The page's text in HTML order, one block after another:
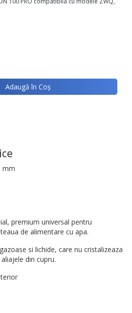
Adaugă în Coş
mm
premium universal pentru
de alimentare cu apa.
si lichide, care nu cristalizeaza
din cupru.